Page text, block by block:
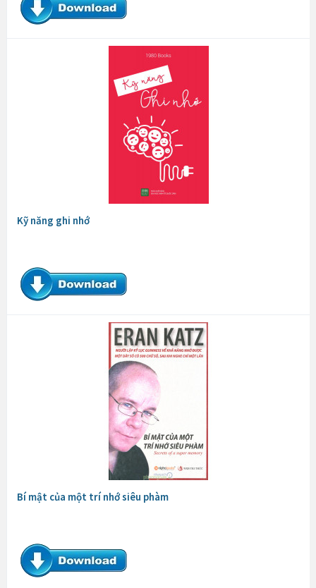
Kỹ năng ghi nhớ
Bí mật của một trí nhớ siêu phàm